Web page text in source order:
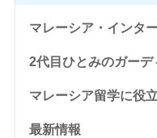
マレーシア・インタ
2代目ひとみのガーデ
マレーシア留学に役
最新情報